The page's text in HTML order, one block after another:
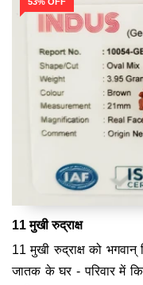
11 मुखी रुद्राक्ष
11 मुखी रुद्राक्ष को
जातक के घर - परिवार में